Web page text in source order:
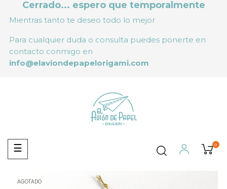
Cerrado... espero que temporalmente
Mientras tanto te deseo todo lo mejor
Para cualquier duda o consulta puedes ponerte en
contacto conmigo en
info@elaviondepapelorigami.com
Navegación
de
☰ 0
AGOTADO